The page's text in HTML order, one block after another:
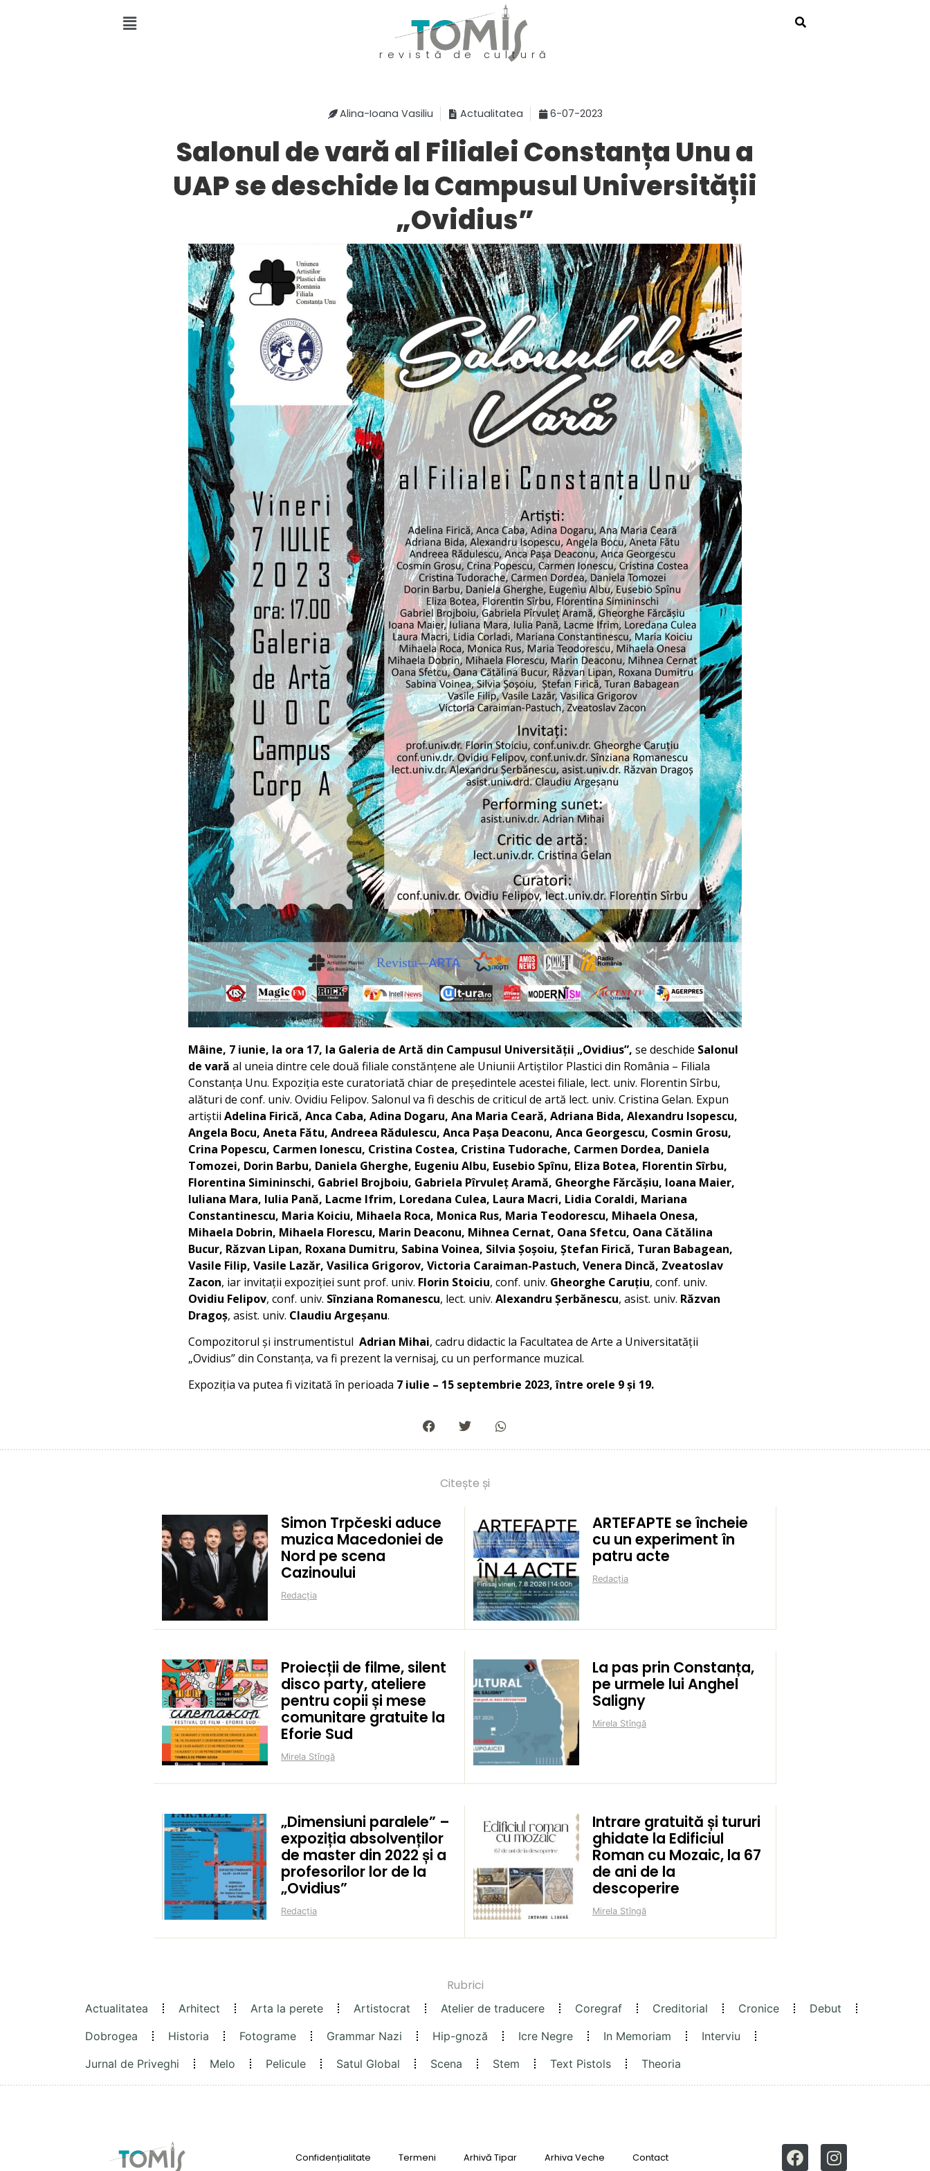
revistă de cultură
Alina-Ioana Vasiliu Actualitatea 6-07-2023
Salonul de vară al Filialei Constanța Unu a
UAP se deschide la Campusul Universității
„Ovidius”
Mâine, 7 iunie, la ora 17, la Galeria de Artă din Campusul Universității „Ovidius”, se deschide Salonul
de vară al uneia dintre cele două filiale constănțene ale Uniunii Artiștilor Plastici din România – Filiala
Constanța Unu. Expoziția este curatoriată chiar de președintele acestei filiale, lect. univ. Florentin Sîrbu,
alături de conf. univ. Ovidiu Felipov. Salonul va fi deschis de criticul de artă lect. univ. Cristina Gelan. Expun
artiștii Adelina Firică, Anca Caba, Adina Dogaru, Ana Maria Ceară, Adriana Bida, Alexandru Isopescu,
Angela Bocu, Aneta Fătu, Andreea Rădulescu, Anca Pașa Deaconu, Anca Georgescu, Cosmin Grosu,
Crina Popescu, Carmen Ionescu, Cristina Costea, Cristina Tudorache, Carmen Dordea, Daniela
Tomozei, Dorin Barbu, Daniela Gherghe, Eugeniu Albu, Eusebio Spînu, Eliza Botea, Florentin Sîrbu,
Florentina Simininschi, Gabriel Brojboiu, Gabriela Pîrvuleț Aramă, Gheorghe Fărcășiu, Ioana Maier,
Iuliana Mara, Iulia Pană, Lacme Ifrim, Loredana Culea, Laura Macri, Lidia Coraldi, Mariana
Constantinescu, Maria Koiciu, Mihaela Roca, Monica Rus, Maria Teodorescu, Mihaela Onesa,
Mihaela Dobrin, Mihaela Florescu, Marin Deaconu, Mihnea Cernat, Oana Sfetcu, Oana Cătălina
Bucur, Răzvan Lipan, Roxana Dumitru, Sabina Voinea, Silvia Șoșoiu, Ștefan Firică, Turan Babagean,
Vasile Filip, Vasile Lazăr, Vasilica Grigorov, Victoria Caraiman-Pastuch, Venera Dincă, Zveatoslav
Zacon, iar invitații expoziției sunt prof. univ. Florin Stoiciu, conf. univ. Gheorghe Caruțiu, conf. univ.
Ovidiu Felipov, conf. univ. Sînziana Romanescu, lect. univ. Alexandru Șerbănescu, asist. univ. Răzvan
Dragoș, asist. univ. Claudiu Argeșanu.
Compozitorul și instrumentistul Adrian Mihai, cadru didactic la Facultatea de Arte a Universitatății
„Ovidius” din Constanța, va fi prezent la vernisaj, cu un performance muzical.
Expoziția va putea fi vizitată în perioada 7 iulie – 15 septembrie 2023, între orele 9 și 19.
Citește și
Simon Trpčeski aduce
muzica Macedoniei de
Nord pe scena
Cazinoului
Redacția
ARTEFAPTE se încheie
cu un experiment în
patru acte
Redacția
Proiecții de filme, silent
disco party, ateliere
pentru copii și mese
comunitare gratuite la
Eforie Sud
Mirela Stîngă
La pas prin Constanța,
pe urmele lui Anghel
Saligny
Mirela Stîngă
„Dimensiuni paralele” –
expoziția absolvenților
de master din 2022 și a
profesorilor lor de la
„Ovidius”
Redacția
Intrare gratuită și tururi
ghidate la Edificiul
Roman cu Mozaic, la 67
de ani de la
descoperire
Mirela Stîngă
Rubrici
Actualitatea Arhitect Arta la perete Artistocrat Atelier de traducere Coregraf Creditorial Cronice
Debut
Dobrogea
Historia Fotograme Grammar Nazi Hip-gnoză Icre Negre In Memoriam
Interviu
Jurnal de Priveghi
Melo Pelicule Satul Global Scena Stem Text Pistols Theoria
Confidențialitate Termeni Arhivă Tipar Arhiva Veche Contact